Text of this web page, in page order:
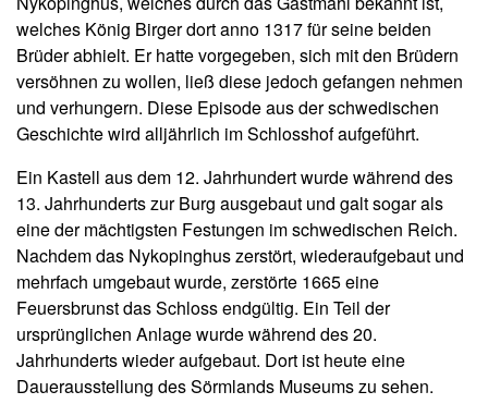
welches König Birger dort anno 1317 für seine beiden
Brüder abhielt. Er hatte vorgegeben, sich mit den Brüdern
versöhnen zu wollen, ließ diese jedoch gefangen nehmen
und verhungern. Diese Episode aus der schwedischen
Geschichte wird alljährlich im Schlosshof aufgeführt.
Ein Kastell aus dem 12. Jahrhundert wurde während des
13. Jahrhunderts zur Burg ausgebaut und galt sogar als
eine der mächtigsten Festungen im schwedischen Reich.
Nachdem das Nykopinghus zerstört, wiederaufgebaut und
mehrfach umgebaut wurde, zerstörte 1665 eine
Feuersbrunst das Schloss endgültig. Ein Teil der
ursprünglichen Anlage wurde während des 20.
Jahrhunderts wieder aufgebaut. Dort ist heute eine
Dauerausstellung des Sörmlands Museums zu sehen.